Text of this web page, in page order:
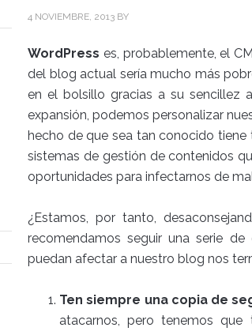
4 NOVIEMBRE, 2013 BY
WordPress es, probablemente, el
del blog actual sería mucho más
en el bolsillo gracias a su sencillez
expansión, podemos personalizar
hecho de que sea tan conocido
sistemas de gestión de contenidos
oportunidades para infectarnos de
¿Estamos, por tanto,
recomendamos seguir una serie
puedan afectar a nuestro blog nos
Ten siempre una copia de
atacarnos, pero tenemos